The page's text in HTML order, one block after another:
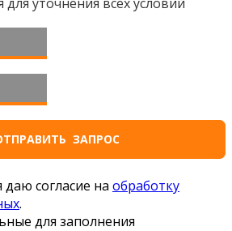
согласие на обработку
.
для заполнения